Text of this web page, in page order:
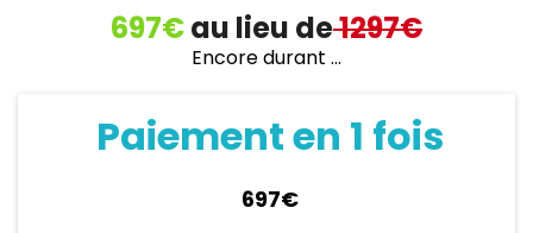
697€au lieu de1297€
Encore durant ...
Paiement en 1 fois
697€